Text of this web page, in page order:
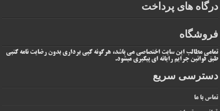
درگاه های پرداخت
فروشگاه
تمامی مطالب این سایت اختصاصی می باشد، هرگونه کپی برداری بدون رضایت نامه کتبی
طبق قوانین جرایم رایانه ای پیگیری میشود.
دسترسی سریع
تماس با ما